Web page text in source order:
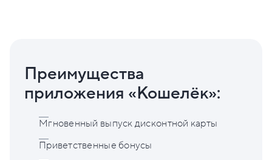
Преимущества
приложения «Кошелёк»:
Мгновенный выпуск дисконтной карты
Приветственные бонусы